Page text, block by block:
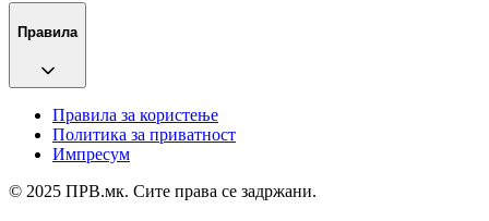
Правила
Правила за користење
Политика за приватност
Импресум
© 2025 ПРВ.мк. Сите права се задржани.